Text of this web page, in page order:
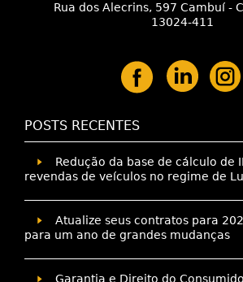
Rua dos Alecrins, 597 Cambuí -
13024-411
POSTS RECENTES
Redução da base de cálculo de
revendas de veículos no regime de
Atualize seus contratos para
para um ano de grandes mudanças
Garantia e Direito do